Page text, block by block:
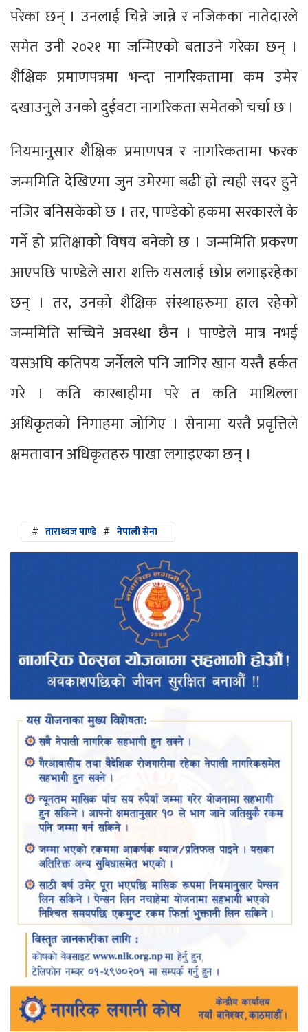
परेका छन् । उनलाई चिन्ने जान्ने र नजिकका नातेदारले
समेत उनी २०२१ मा जन्मिएको बताउने गरेका छन् ।
शैक्षिक प्रमाणपत्रमा भन्दा नागरिकतामा कम उमेर
दखाउनुले उनको दुईवटा नागरिकता समेतको चर्चा छ ।
नियमानुसार शैक्षिक प्रमाणपत्र र नागरिकतामा फरक
जन्ममिति देखिएमा जुन उमेरमा बढी हो त्यही सदर हुने
नजिर बनिसकेको छ । तर, पाण्डेको हकमा सरकारले के
गर्ने हो प्रतिक्षाको विषय बनेको छ । जन्ममिति प्रकरण
आएपछि पाण्डेले सारा शक्ति यसलाई छोप्न लगाइरहेका
छन् । तर, उनको शैक्षिक संस्थाहरुमा हाल रहेको
जन्ममिति सच्चिने अवस्था छैन । पाण्डेले मात्र नभई
यसअघि कतिपय जर्नेलले पनि जागिर खान यस्तै हर्कत
गरे । कति कारबाहीमा परे त कति माथिल्ला
अधिकृतको निगाहमा जोगिए । सेनामा यस्तै प्रवृत्तिले
क्षमतावान अधिकृतहरु पाखा लगाइएका छन् ।
# ताराध्वज पाण्डे # नेपाली सेना